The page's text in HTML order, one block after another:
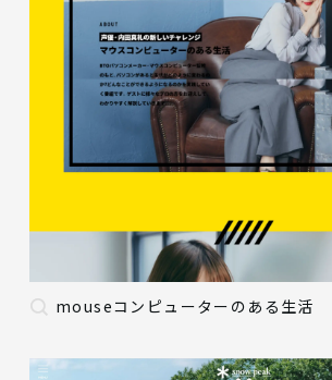
mouseコンピューターのある生活